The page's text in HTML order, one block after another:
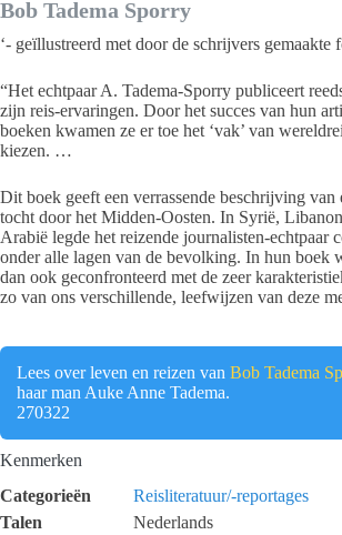
Bob Tadema Sporry
‘- geïllustreerd met door de schrijvers gemaakte
“Het echtpaar A. Tadema-Sporry publiceert
zijn reis-ervaringen. Door het succes van hun
boeken kwamen ze er toe het ‘vak’ van
kiezen. …
Dit boek geeft een verrassende beschrijving van
tocht door het Midden-Oosten. In Syrië,
Arabië legde het reizende journalisten-echtpaar
onder alle lagen van de bevolking. In hun boek
dan ook geconfronteerd met de zeer
zo van ons verschillende, leefwijzen van deze
Lees over leven en reizen van Bob Tadema
haar man Auke Anne Tadema.
270322
Kenmerken
Categorieën
Reisliteratuur/-reportages
Talen
Nederlands